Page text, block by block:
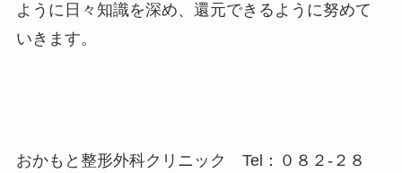
ように日々知識を深め、還元できるように努めて
いきます。
おかもと整形外科クリニック Tel：０８２‐２８